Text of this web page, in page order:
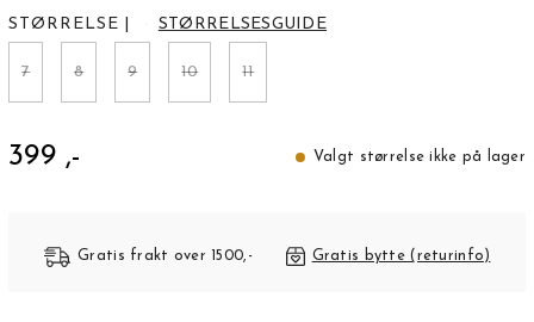
STØRRELSE STØRRELSESGUIDE
7 8 9 10 11
399 ,- Valgt størrelse ikke på lager
Gratis frakt over 1500,- Gratis bytte (returinfo)